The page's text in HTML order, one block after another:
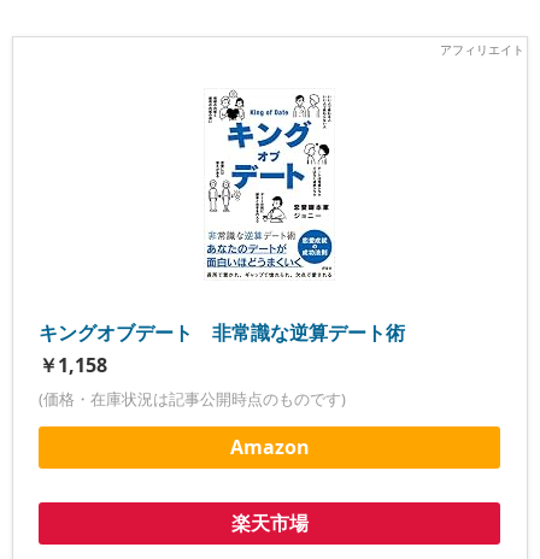
キングオブデート 非常識な逆算デート術
￥1,158
(価格・在庫状況は記事公開時点のものです)
Amazon
楽天市場